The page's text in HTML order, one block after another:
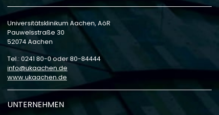
Universitätsklinikum Aachen, AöR
Pauwelsstraße 30
52074 Aachen
Tel.: 0241 80-0 oder 80-84444
info
ukaachen de
www.ukaachen.de
UNTERNEHMEN